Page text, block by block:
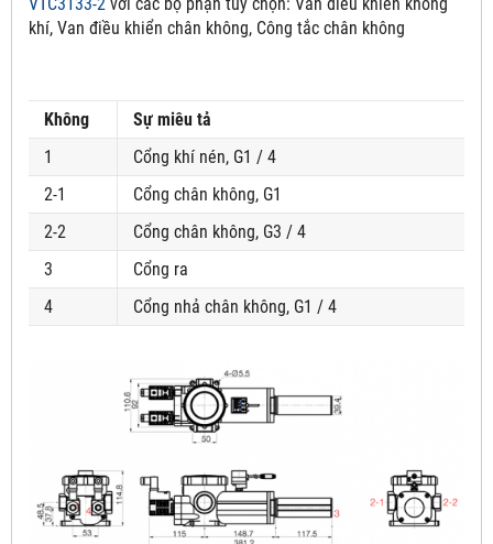
khí, Van điều khiển chân không, Công tắc chân không
Không
Sự miêu tả
1
Cổng khí nén, G1 / 4
2-1
Cổng chân không, G1
2-2
Cổng chân không, G3 / 4
3
Cổng ra
4
Cổng nhả chân không, G1 / 4